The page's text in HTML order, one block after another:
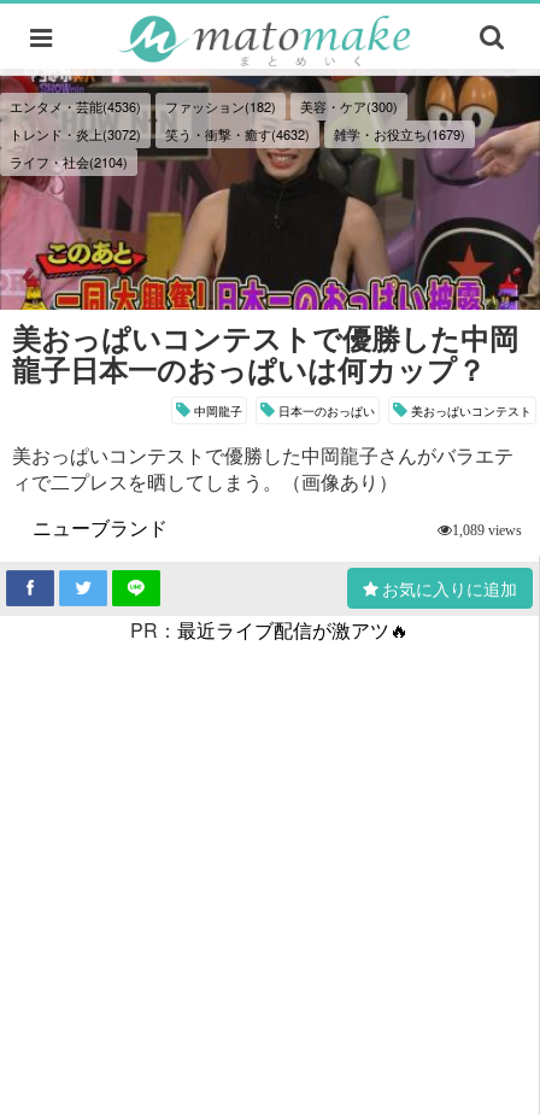
エンタメ・芸能(4536) ファッション(182)
美容・ケア(300)
トレンド・炎上(3072)
笑う・衝撃・癒す(4632)
雑学・お役立ち(1679)
ライフ・社会(2104)
美おっぱいコンテストで優勝した中岡
龍子日本一のおっぱいは何カップ？
中岡龍子 日本一のおっぱい 美おっぱいコンテスト
美おっぱいコンテストで優勝した中岡龍子さんがバラエテ
ィで二プレスを晒してしまう。（画像あり）
ニューブランド
1,089 views
お気に入りに追加
PR： 最近ライブ配信が激アツ🔥